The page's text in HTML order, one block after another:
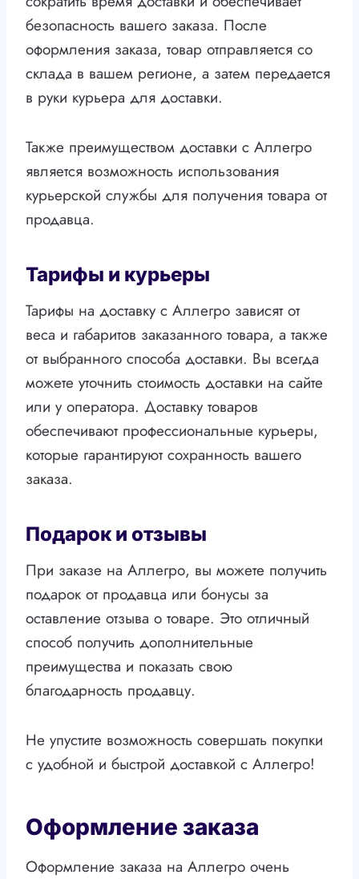
безопасность вашего заказа. После
оформления заказа, товар отправляется со
склада в вашем регионе, а затем передается
в руки курьера для доставки.
Также преимуществом доставки с Аллегро
является возможность использования
курьерской службы для получения товара от
продавца.
Тарифы и курьеры
Тарифы на доставку с Аллегро зависят от
веса и габаритов заказанного товара, а также
от выбранного способа доставки. Вы всегда
можете уточнить стоимость доставки на сайте
или у оператора. Доставку товаров
обеспечивают профессиональные курьеры,
которые гарантируют сохранность вашего
заказа.
Подарок и отзывы
При заказе на Аллегро, вы можете получить
подарок от продавца или бонусы за
оставление отзыва о товаре. Это отличный
способ получить дополнительные
преимущества и показать свою
благодарность продавцу.
Не упустите возможность совершать покупки
с удобной и быстрой доставкой с Аллегро!
Оформление заказа
Оформление заказа на Аллегро очень